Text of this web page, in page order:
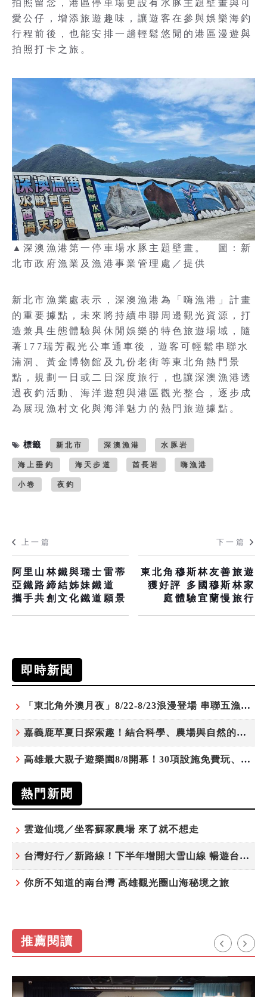
拍照留念，港區停車場更設有水豚主題壁畫與可
愛公仔，增添旅遊趣味，讓遊客在參與娛樂海釣
行程前後，也能安排一趟輕鬆悠閒的港區漫遊與
拍照打卡之旅。
▲深澳漁港第一停車場水豚主題壁畫。 圖：新
北市政府漁業及漁港事業管理處／提供
新北市漁業處表示，深澳漁港為「嗨漁港」計畫
的重要據點，未來將持續串聯周邊觀光資源，打
造兼具生態體驗與休閒娛樂的特色旅遊場域，隨
著177瑞芳觀光公車通車後，遊客可輕鬆串聯水
湳洞、黃金博物館及九份老街等東北角熱門景
點，規劃一日或二日深度旅行，也讓深澳漁港透
過夜釣活動、海洋遊憩與港區觀光整合，逐步成
為展現漁村文化與海洋魅力的熱門旅遊據點。
標籤 新北市 深澳漁港 水豚岩
海上垂釣 海天步道 酋長岩 嗨漁港
小卷 夜釣
上一篇
阿里山林鐵與瑞士雷蒂
亞鐵路締結姊妹鐵道
攜手共創文化鐵道願景
下一篇
東北角穆斯林友善旅遊
獲好評 多國穆斯林家
庭體驗宜蘭慢旅行
即時新聞
「東北角外澳月夜」8/22-8/23浪漫登場 串聯五漁村、音樂、市集、火舞與慢旅共度夏夜
嘉義鹿草夏日探索趣！結合科學、農場與自然的親子小旅行
高雄最大親子遊樂園8/8開幕！30項設施免費玩、YOYO家族嗨翻暑假
熱門新聞
雲遊仙境／坐客蘇家農場 來了就不想走
台灣好行／新路線！下半年增開大雪山線 暢遊台中更便利
你所不知道的南台灣 高雄觀光圈山海秘境之旅
推薦閱讀